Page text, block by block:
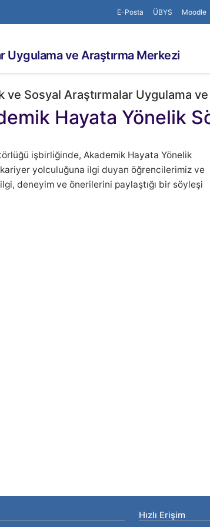
E-Posta ÜBYS Moodle
Uygulama ve Araştırma Merkezi
ve Sosyal Araştırmalar Uygulama
Hayata Yönelik
işbirliğinde, Akademik Hayata Yönelik
yolculuğuna ilgi duyan öğrencilerimiz ve
deneyim ve önerilerini paylaştığı bir söyleşi
Hızlı Erişim